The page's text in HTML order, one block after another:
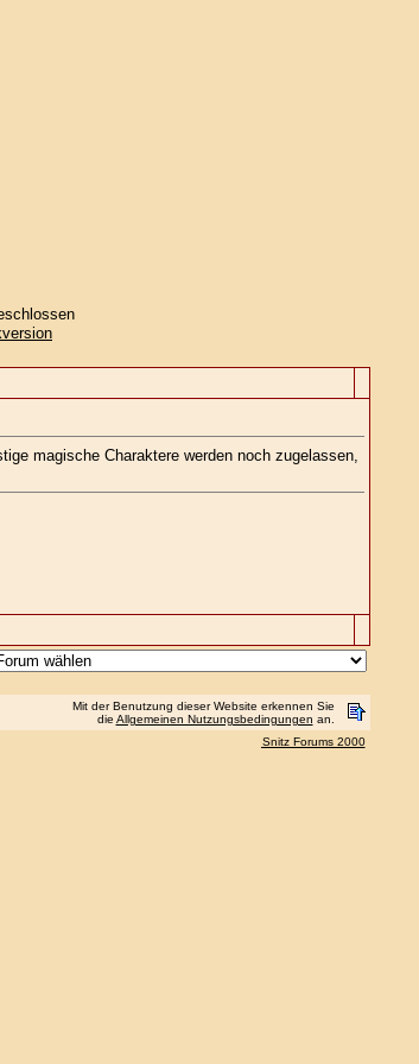
magische Charaktere werden noch zugelassen,
Mit der Benutzung dieser Website erkennen Sie
die Allgemeinen Nutzungsbedingungen an.
Snitz Forums 2000